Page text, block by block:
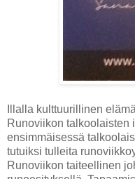
Illalla kulttuurillinen
Runoviikon talkoolaisten
ensimmäisessä
tutuiksi tulleita
Runoviikon taiteellinen